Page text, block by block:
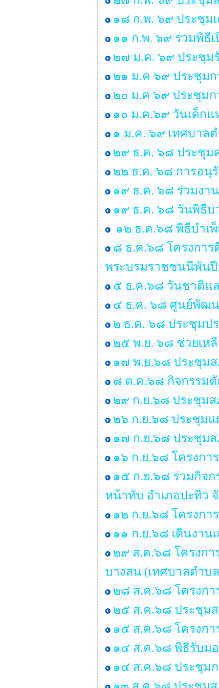
๑๘ ก.พ. ๖๙ ประชุม
๑๑ ก.พ. ๖๙ ร่วมพิธี
๒๗ ม.ค. ๖๙ ประชุม
๒๑ ม.ค ๖๙ ประชุมก
๒๐ ม.ค ๖๙ ประชุม
๑๐ ม.ค.๖๙ วันเด็กแ
๑ ม.ค. ๖๙ เทศบาล
๒๙ ธ.ค. ๖๘ ประชุม
๒๒ ธ.ค. ๖๘ การอนุ
๑๙ ธ.ค. ๖๘ ร่วมงา
๑๙ ธ.ค. ๖๘ วันพิธีบ
๑๒ ธ.ค.๖๘ พิธีบำ
๘ ธ.ค.๖๘ โครงการ
พระบรมราชชนนีพัน
๕ ธ.ค.๖๘ วันชาติแ
๔ ธ.ค. ๖๘ ศูนย์พัฒน
๒ ธ.ค. ๖๘ ประชุมป
๒๕ พ.ย. ๖๘ ช่วยเห
๑๗ พ.ย.๖๘ ประชุม
๘ ต.ค.๖๘ กิจกรรม
๒๙ ก.ย.๖๘ ประชุม
๒๖ ก.ย.๖๘ ประชุม
๑๗ ก.ย.๖๘ ประชุม
๑๖ ก.ย.๖๘ โครงกา
๑๕ ก.ย.๖๘ ร่วมกิจ
หน้าทับ อำเภอปะทิว
๑๒ ก.ย.๖๘ โครงกา
๑๑ ก.ย.๖๘ เดินงาน
๒๙ ส.ค.๖๘ โครงกา
บางสน (เทศบาลตำบ
๒๘ ส.ค.๖๘ โครงก
๒๕ ส.ค.๖๘ ประชุม
๑๕ ส.ค.๖๘ โครงก
๑๔ ส.ค.๖๘ พิธีรับม
๑๔ ส.ค.๖๘ ประชุม